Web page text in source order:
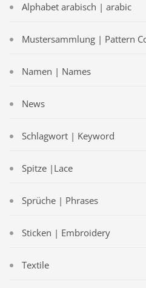
Alphabet arabisch | arabic
Mustersammlung | Pattern
Namen | Names
News
Schlagwort | Keyword
Spitze |Lace
Sprüche | Phrases
Sticken | Embroidery
Textile